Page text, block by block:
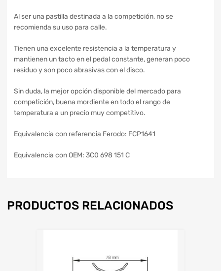
Al ser una pastilla destinada a la competición, no se
recomienda su uso para calle.
Tienen una excelente resistencia a la temperatura y
mantienen un tacto en el pedal constante, generan poco
residuo y son poco abrasivas con el disco.
Sin duda, la mejor opción disponible del mercado para
competición, buena mordiente en todo el rango de
temperatura a un precio muy competitivo.
Equivalencia con referencia Ferodo: FCP1641
Equivalencia con OEM: 3C0 698 151 C
PRODUCTOS RELACIONADOS